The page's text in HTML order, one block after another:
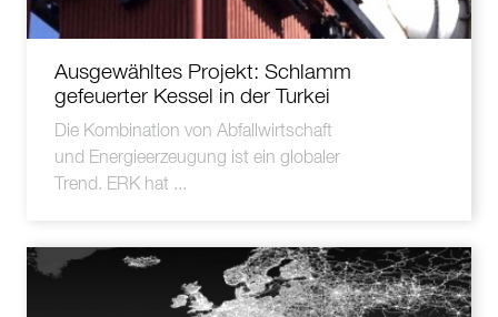
Ausgewähltes Projekt: Schlamm
gefeuerter Kessel in der Turkei
Die Kombination von Abfallwirtschaft
und Energieerzeugung ist ein globaler
Trend. ERK hat ...